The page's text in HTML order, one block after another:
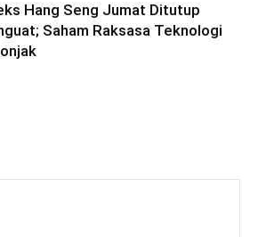
Hang Seng Jumat Ditutup
Saham Raksasa Teknologi